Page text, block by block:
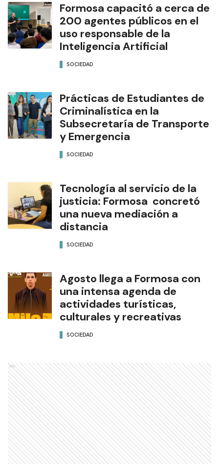
Formosa capacitó a cerca de
200 agentes públicos en el
uso responsable de la
Inteligencia Artificial
SOCIEDAD
Prácticas de Estudiantes de
Criminalística en la
Subsecretaría de Transporte
y Emergencia
SOCIEDAD
Tecnología al servicio de la
justicia: Formosa concretó
una nueva mediación a
distancia
SOCIEDAD
Agosto llega a Formosa con
una intensa agenda de
actividades turísticas,
culturales y recreativas
SOCIEDAD
Ads